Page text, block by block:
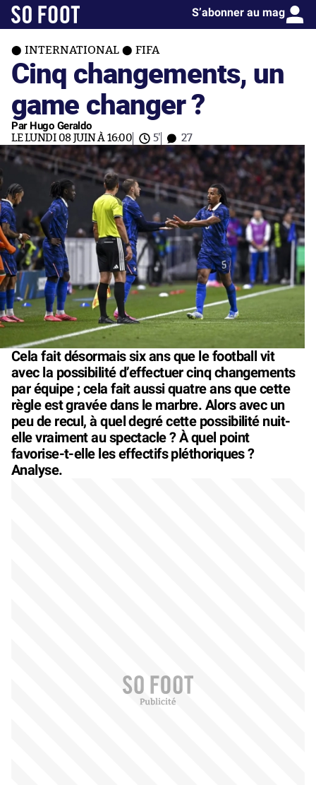
S’abonner au mag
INTERNATIONAL FIFA
Cinq changements, un
game changer ?
Par Hugo Geraldo
LE LUNDI 08 JUIN À 16:00 5' 27
Cela fait désormais six ans que le football vit
avec la possibilité d’effectuer cinq changements
par équipe ; cela fait aussi quatre ans que cette
règle est gravée dans le marbre. Alors avec un
peu de recul, à quel degré cette possibilité nuit-
elle vraiment au spectacle ? À quel point
favorise-t-elle les effectifs pléthoriques ?
Analyse.